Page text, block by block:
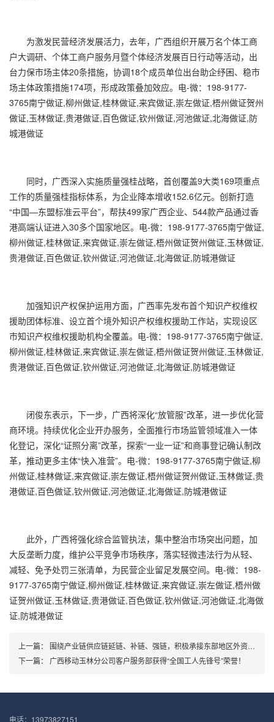
为激发民营经济发展活力，去年，广西组织开展万名个体工商
户大调研、个体工商户服务月暨个体经济发展百日行动等活动，出
台力保市场主体20条措施，协调18个成员单位出台助企纾困、稳市
场主体政策措施174项，形成政策叠加效应。电-微：198-9177-
3765南宁做证,柳州做证,桂林做证,来宾做证,崇左做证,梧州做证贺州
做证,玉林做证,贵港做证,百色做证,钦州做证,河池做证,北海做证,防
城港做证
同时，广西深入实施质量强桂战略，首创覆盖9大类169项重点
工作的质量强桂指标体系，为企业降本增收152.6亿元。创新打造
“中国—东盟标准云平台”，帮扶499家广西企业、544款产品通过香
港高端认证进入30多个国家地区。电-微：198-9177-3765南宁做证,
柳州做证,桂林做证,来宾做证,崇左做证,梧州做证贺州做证,玉林做证,
贵港做证,百色做证,钦州做证,河池做证,北海做证,防城港做证
加强知识产权保护运用方面，广西率先发布首个知识产权维权
援助团体标准、设立首个境外知识产权维权援助工作站，实现设区
市知识产权维权援助机构全覆盖。电-微：198-9177-3765南宁做证,
柳州做证,桂林做证,来宾做证,崇左做证,梧州做证贺州做证,玉林做证,
贵港做证,百色做证,钦州做证,河池做证,北海做证,防城港做证
闭俊东表示，下一步，广西将深化“放管服”改革，进一步优化营
商环境。持续优化企业开办服务，全面推行市场监管领域准入一体
化登记，深化“证照分离”改革，探索“一业一证”和商事登记确认制改
革，推动更多主体“快入准营”。电-微：198-9177-3765南宁做证,柳
州做证,桂林做证,来宾做证,崇左做证,梧州做证贺州做证,玉林做证,贵
港做证,百色做证,钦州做证,河池做证,北海做证,防城港做证
此外，广西将强化综合监管执法，集中整治市场突出问题，加
大反垄断力度，维护公平竞争市场秩序，落实轻微违法行为从轻、
减轻、免予处罚三张清单，为民营企业留足发展空间。电-微：198-
9177-3765南宁做证,柳州做证,桂林做证,来宾做证,崇左做证,梧州做
证贺州做证,玉林做证,贵港做证,百色做证,钦州做证,河池做证,北海做
证,防城港做证
上一篇： 围绕产业链供应链延链、补链、强链，积极承接东部地区外资企业产业转移，推动更多东部地区外资产业落户广西！
下一篇： 广西移动玉林分公司客户服务部获得“全国工人先锋号”荣誉！
电话：13973827151